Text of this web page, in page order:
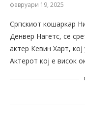
февруари 19, 2025
Српскиот кошаркар
Денвер Нагетс, се
актер Кевин Харт,
Актерот кој е висок